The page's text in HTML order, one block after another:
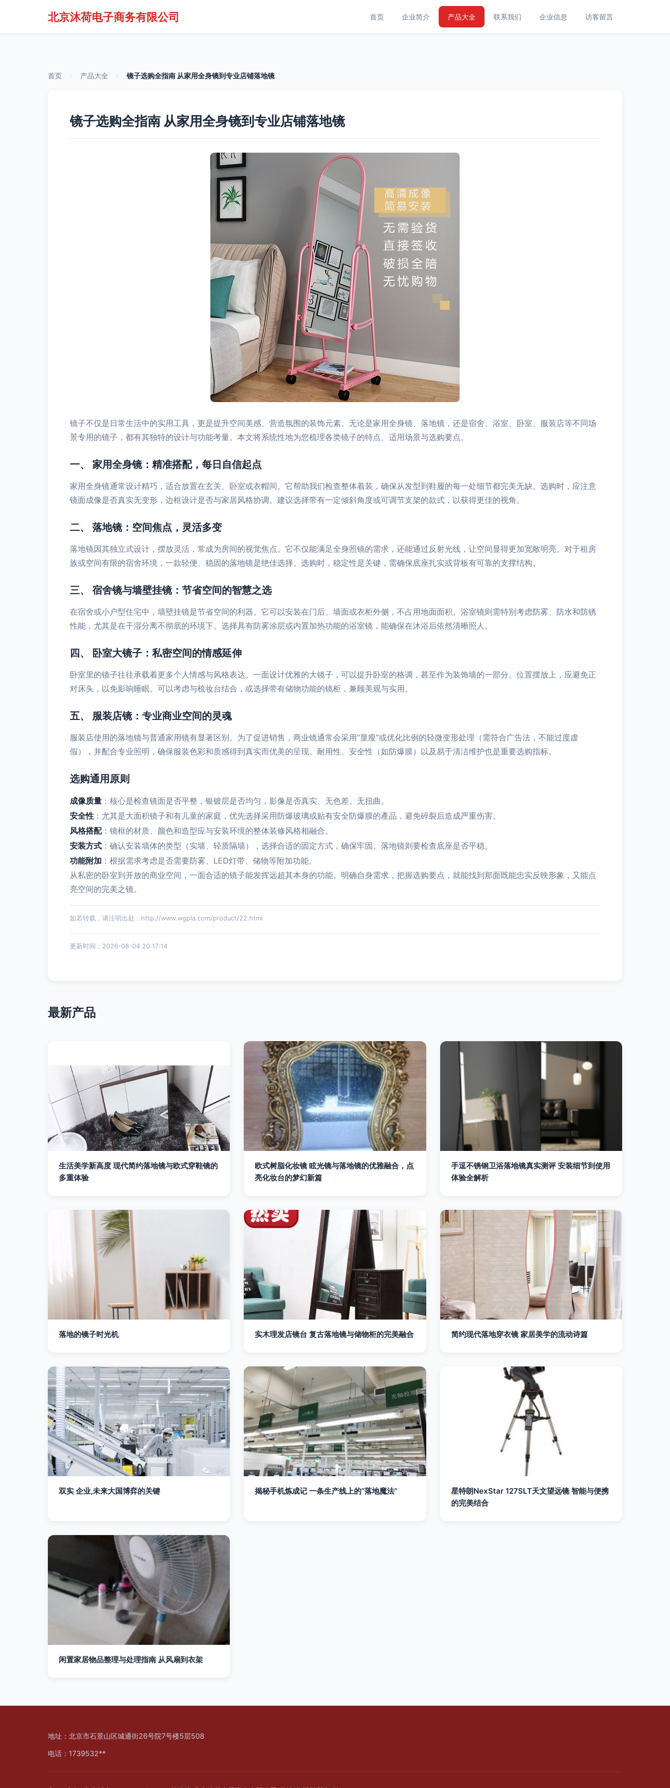
北京沐荷电子商务有限公司 首页 企业简介 产品大全 联系我们 企业信息 访客留言
首页 产品大全 镜子选购全指南 从家用全身镜到专业店铺落地镜
镜子选购全指南 从家用全身镜到专业店铺落地镜
镜子不仅是日常生活中的实用工具，更是提升空间美感、营造氛围的装饰元素。无论是家用全身镜、落地镜，还是宿舍、浴室、卧室、服装店等不同场
景专用的镜子，都有其独特的设计与功能考量。本文将系统性地为您梳理各类镜子的特点、适用场景与选购要点。
一、 家用全身镜：精准搭配，每日自信起点
家用全身镜通常设计精巧，适合放置在玄关、卧室或衣帽间。它帮助我们检查整体着装，确保从发型到鞋履的每一处细节都完美无缺。选购时，应注意
镜面成像是否真实无变形，边框设计是否与家居风格协调。建议选择带有一定倾斜角度或可调节支架的款式，以获得更佳的视角。
二、 落地镜：空间焦点，灵活多变
落地镜因其独立式设计，摆放灵活，常成为房间的视觉焦点。它不仅能满足全身照镜的需求，还能通过反射光线，让空间显得更加宽敞明亮。对于租房
族或空间有限的宿舍环境，一款轻便、稳固的落地镜是绝佳选择。选购时，稳定性是关键，需确保底座扎实或背板有可靠的支撑结构。
三、 宿舍镜与墙壁挂镜：节省空间的智慧之选
在宿舍或小户型住宅中，墙壁挂镜是节省空间的利器。它可以安装在门后、墙面或衣柜外侧，不占用地面面积。浴室镜则需特别考虑防雾、防水和防锈
性能，尤其是在干湿分离不彻底的环境下。选择具有防雾涂层或内置加热功能的浴室镜，能确保在沐浴后依然清晰照人。
四、 卧室大镜子：私密空间的情感延伸
卧室里的镜子往往承载着更多个人情感与风格表达。一面设计优雅的大镜子，可以提升卧室的格调，甚至作为装饰墙的一部分。位置摆放上，应避免正
对床头，以免影响睡眠。可以考虑与梳妆台结合，或选择带有储物功能的镜柜，兼顾美观与实用。
五、 服装店镜：专业商业空间的灵魂
服装店使用的落地镜与普通家用镜有显著区别。为了促进销售，商业镜通常会采用“显瘦”或优化比例的轻微变形处理（需符合广告法，不能过度虚
假），并配合专业照明，确保服装色彩和质感得到真实而优美的呈现。耐用性、安全性（如防爆膜）以及易于清洁维护也是重要选购指标。
选购通用原则
成像质量 ：核心是检查镜面是否平整，银镀层是否均匀，影像是否真实、无色差、无扭曲。
安全性 ：尤其是大面积镜子和有儿童的家庭，优先选择采用防爆玻璃或贴有安全防爆膜的產品，避免碎裂后造成严重伤害。
风格搭配：镜框的材质、颜色和造型应与安装环境的整体装修风格相融合。
安装方式 ：确认安装墙体的类型（实墙、轻质隔墙），选择合适的固定方式，确保牢固。落地镜则要检查底座是否平稳。
功能附加 ：根据需求考虑是否需要防雾、LED灯带、储物等附加功能。
从私密的卧室到开放的商业空间，一面合适的镜子能发挥远超其本身的功能。明确自身需求，把握选购要点，就能找到那面既能忠实反映形象，又能点
亮空间的完美之镜。
如若转载，请注明出处：http://www.wgpla.com/product/22.html
更新时间：2026-08-04 20:17:14
最新产品
生活美学新高度 现代简约落地镜与欧式穿鞋镜的
多重体验
欧式树脂化妆镜 眩光镜与落地镜的优雅融合，点
亮化妆台的梦幻新篇
手逗不锈钢卫浴落地镜真实测评 安装细节到使用
体验全解析
落地的镜子时光机 实木理发店镜台 复古落地镜与储物柜的完美融合 简约现代落地穿衣镜 家居美学的流动诗篇
双实 企业,未来大国博弈的关键 揭秘手机炼成记 一条生产线上的“落地魔法”
星特朗NexStar 127SLT天文望远镜 智能与便携
的完美结合
闲置家居物品整理与处理指南 从风扇到衣架
地址：北京市石景山区城通街26号院7号楼5层508
电话：1739532**